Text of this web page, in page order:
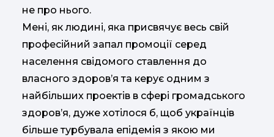
не про нього.
Мені, як людині, яка присвячує весь свій
професійний запал промоції серед
населення свідомого ставлення до
власного здоров’я та керує одним з
найбільших проектів в сфері громадського
здоров’я, дуже хотілося б, щоб українців
більше турбувала епідемія з якою ми